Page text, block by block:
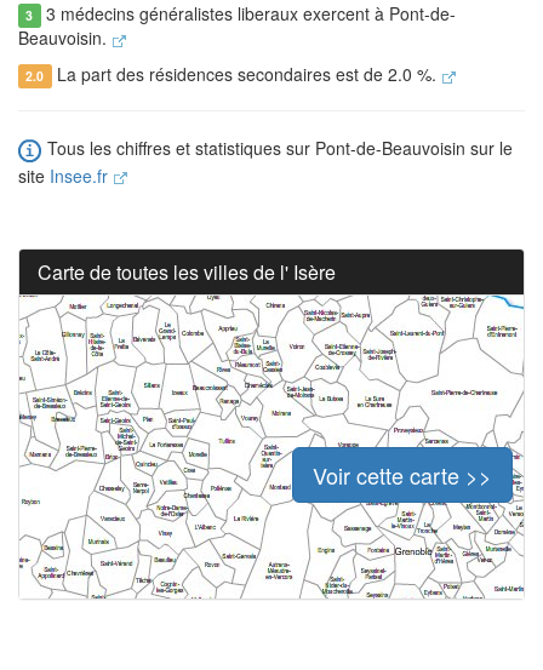
3 3 médecins généralistes liberaux exercent à Pont-de-
Beauvoisin.
2.0 La part des résidences secondaires est de 2.0 %.
Tous les chiffres et statistiques sur Pont-de-Beauvoisin sur le
site Insee.fr
Carte de toutes les villes de l' Isère
Voir cette carte >>